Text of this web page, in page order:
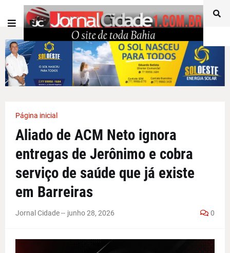
Página inicial
Aliado de ACM Neto ignora
entregas de Jerônimo e cobra
serviço de saúde que já existe
em Barreiras
Jornal Cidade -- junho 28, 2026 0